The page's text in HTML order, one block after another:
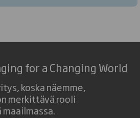
for a Changing World
koska näemme,
merkittävä rooli